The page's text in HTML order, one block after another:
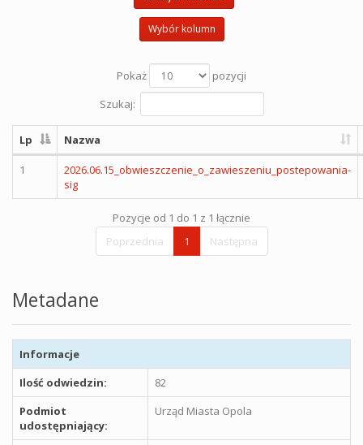
Wybór kolumn
Pokaż
pozycji
Szukaj:
Lp Nazwa
1
2026.06.15_obwieszczenie_o_zawieszeniu_postepowania-
sig
Pozycje od 1 do 1 z 1 łącznie
Poprzednia
1 Następna
Metadane
Informacje
Ilość odwiedzin:
82
Podmiot
udostępniający:
Urząd Miasta Opola